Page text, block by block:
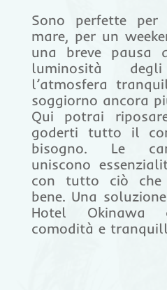
Sono perfette
mare, per un
una breve pausa
luminosità
l’atmosfera
soggiorno ancora
Qui potrai
goderti tutto il
bisogno. Le
uniscono
con tutto ciò che
bene. Una
Hotel Okinawa
comodità e